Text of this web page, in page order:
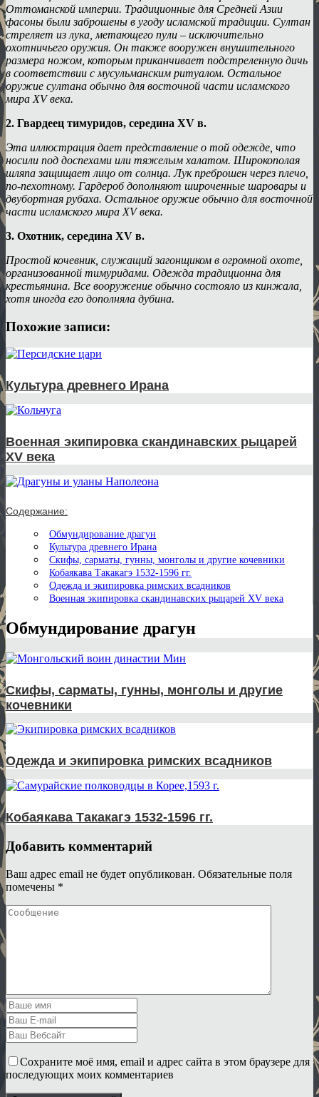
Оттоманской империи. Традиционные для Средней Азии
фасоны были заброшены в угоду исламской традиции. Султан
стреляет из лука, метающего пули – исключительно
охотничьего оружия. Он также вооружен внушительного
размера ножом, которым приканчивает подстреленную дичь
в соответствии с мусульманским ритуалом. Остальное
оружие султана обычно для восточной части исламского
мира XV века.
2. Гвардеец тимуридов, середина XV в.
Эта иллюстрация дает представление о той одежде, что
носили под доспехами или тяжелым халатом. Широкополая
шляпа защищает лицо от солнца. Лук преброшен через плечо,
по-пехотному. Гардероб дополняют широченные шаровары и
двубортная рубаха. Остальное оружие обычно для восточной
части исламского мира XV века.
3. Охотник, середина XV в.
Простой кочевник, служащий загонщиком в огромной охоте,
организованной тимуридами. Одежда традиционна для
крестьянина. Все вооружение обычно состояло из кинжала,
хотя иногда его дополняла дубина.
Похожие записи:
Культура древнего Ирана
Военная экипировка скандинавских рыцарей
XV века
Содержание:
Обмундирование драгун
Культура древнего Ирана
Скифы, сарматы, гунны, монголы и другие кочевники
Кобаякава Такакагэ 1532-1596 гг.
Одежда и экипировка римских всадников
Военная экипировка скандинавских рыцарей XV века
Обмундирование драгун
Скифы, сарматы, гунны, монголы и другие
кочевники
Одежда и экипировка римских всадников
Кобаякава Такакагэ 1532-1596 гг.
Добавить комментарий
Ваш адрес email не будет опубликован. Обязательные поля
помечены *
Сохраните моё имя, email и адрес сайта в этом браузере для
последующих моих комментариев